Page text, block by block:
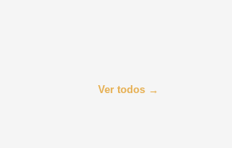
Ver todos →